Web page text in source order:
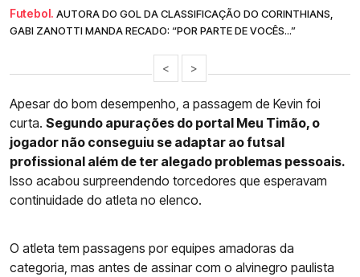
Futebol. AUTORA DO GOL DA CLASSIFICAÇÃO DO CORINTHIANS,
GABI ZANOTTI MANDA RECADO: “POR PARTE DE VOCÊS...”
< >
Apesar do bom desempenho, a passagem de Kevin foi
curta. Segundo apurações do portal Meu Timão, o
jogador não conseguiu se adaptar ao futsal
profissional além de ter alegado problemas pessoais.
Isso acabou surpreendendo torcedores que esperavam
continuidade do atleta no elenco.
O atleta tem passagens por equipes amadoras da
categoria, mas antes de assinar com o alvinegro paulista